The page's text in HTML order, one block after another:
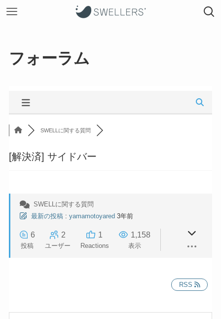
フォーラム
SWELLに関する質問
[解決済] サイドバー
SWELLに関する質問
最新の投稿 : yamamotoyared 3年前
6
投稿
2
ユーザー
1
Reactions
1,158
表示
RSS